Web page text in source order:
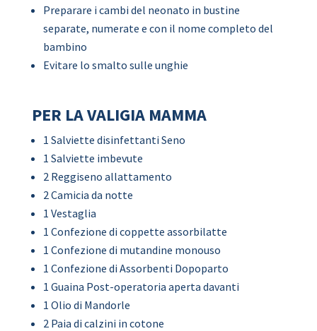
Preparare i cambi del neonato in bustine
separate, numerate e con il nome completo del
bambino
Evitare lo smalto sulle unghie
PER LA VALIGIA MAMMA
1 Salviette disinfettanti Seno
1 Salviette imbevute
2 Reggiseno allattamento
2 Camicia da notte
1 Vestaglia
1 Confezione di coppette assorbilatte
1 Confezione di mutandine monouso
1 Confezione di Assorbenti Dopoparto
1 Guaina Post-operatoria aperta davanti
1 Olio di Mandorle
2 Paia di calzini in cotone